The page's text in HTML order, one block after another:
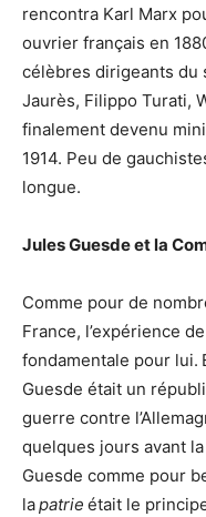
rencontra Karl Marx
ouvrier français en
célèbres dirigeants du
Jaurès, Filippo Turati,
finalement devenu
1914. Peu de
longue.
Jules Guesde et la
Comme pour de
France, l’expérience
fondamentale pour lui.
Guesde était un
guerre contre
quelques jours avant
Guesde comme pour
lapatrie était le